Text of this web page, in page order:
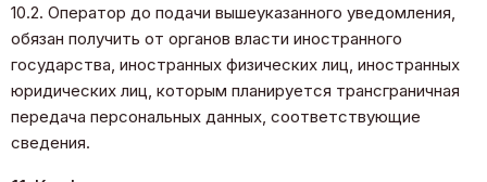
10.2. Оператор до подачи вышеуказанного уведомления,
обязан получить от органов власти иностранного
государства, иностранных физических лиц, иностранных
юридических лиц, которым планируется трансграничная
передача персональных данных, соответствующие
сведения.